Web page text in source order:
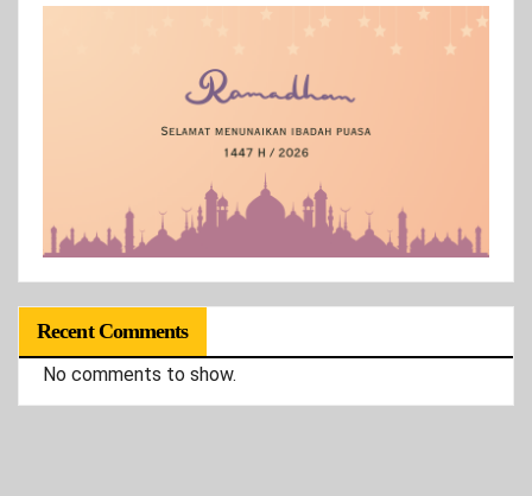
Recent Comments
No comments to show.